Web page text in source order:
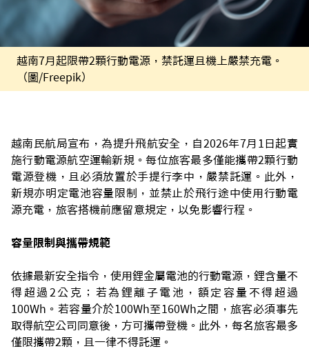
越南7月起限帶2顆行動電源，禁託運且機上嚴禁充電。
（圖/Freepik）
越南民航局宣布，為提升飛航安全，自2026年7月1日起實
施行動電源航空運輸新規。每位旅客最多僅能攜帶2顆行動
電源登機，且必須放置於手提行李中，嚴禁託運。此外，
新規亦明定電池容量限制，並禁止於飛行途中使用行動電
源充電，旅客搭機前應留意規定，以免影響行程。
容量限制與攜帶規範
依據最新安全指令，使用鋰金屬電池的行動電源，鋰含量不
得超過2公克；若為鋰離子電池，額定容量不得超過
100Wh。若容量介於100Wh至160Wh之間，旅客必須事先
取得航空公司同意後，方可攜帶登機。此外，每名旅客最多
僅限攜帶2顆，且一律不得託運。